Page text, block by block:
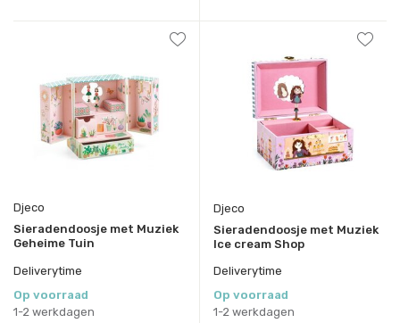
Djeco
Sieradendoosje met Muziek
Geheime Tuin
Deliverytime
Op voorraad
1-2 werkdagen
Djeco
Sieradendoosje met Muziek
Ice cream Shop
Deliverytime
Op voorraad
1-2 werkdagen